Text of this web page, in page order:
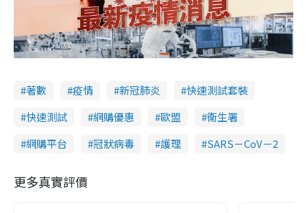
著數 疫情 新冠肺炎
快速測試套裝
快速測試
網購優惠 歐盟
衞生署
網購平台
冠狀病毒 護理 SARS－CoV－2
更多真實評價